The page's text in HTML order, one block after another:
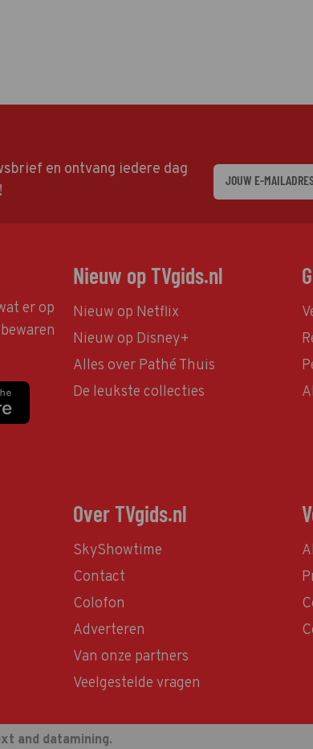
en ontvang iedere dag
er op
Nieuw op TVgids.nl
Nieuw op Netflix
Nieuw op Disney+
Alles over Pathé Thuis
De leukste collecties
Over TVgids.nl
SkyShowtime
Contact
Colofon
Adverteren
Van onze partners
Veelgestelde vragen
and datamining.